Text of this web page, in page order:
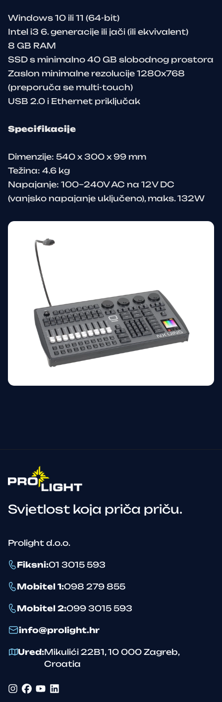
Windows 10 ili 11 (64-bit)
Intel i3 6. generacije ili jači (ili ekvivalent)
8 GB RAM
SSD s minimalno 40 GB slobodnog prostora
Zaslon minimalne rezolucije 1280x768
(preporuča se multi-touch)
USB 2.0 i Ethernet priključak
Specifikacije
Dimenzije: 540 x 300 x 99 mm
Težina: 4.6 kg
Napajanje: 100–240V AC na 12V DC
(vanjsko napajanje uključeno), maks. 132W
Svjetlost koja priča priču.
Prolight d.o.o.
Fiksni:01 3015 593
Mobitel 1:098 279 855
Mobitel 2:099 3015 593
info@prolight.hr
Ured:Mikulići 22B1,10 000 Zagreb,
Croatia